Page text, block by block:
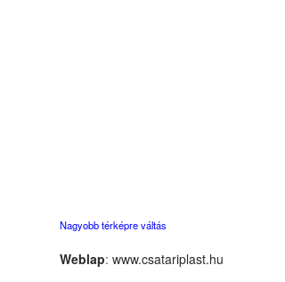
Nagyobb térképre váltás
Weblap: www.csatariplast.hu